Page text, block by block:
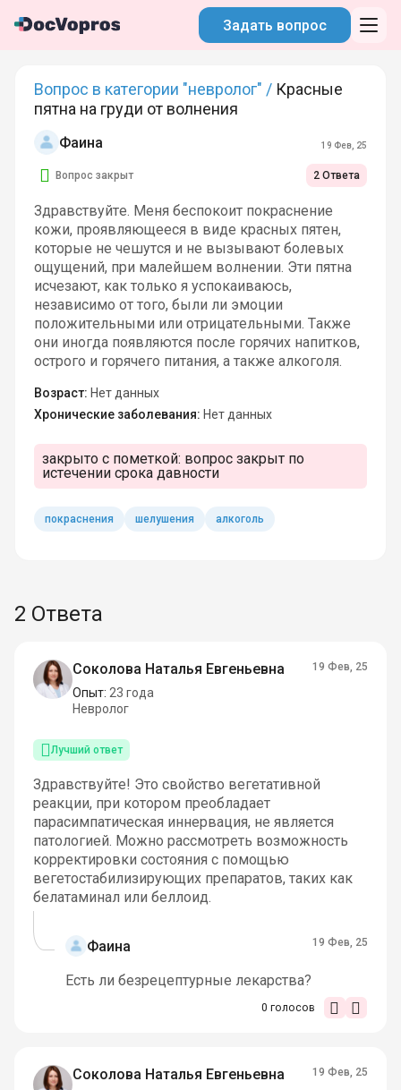
Задать вопрос
Вопрос в категории "невролог" / Красные
пятна на груди от волнения
Фаина 19 Фев, 25
Вопрос закрыт 2 Ответа
Здравствуйте. Меня беспокоит покраснение
кожи, проявляющееся в виде красных пятен,
которые не чешутся и не вызывают болевых
ощущений, при малейшем волнении. Эти пятна
исчезают, как только я успокаиваюсь,
независимо от того, были ли эмоции
положительными или отрицательными. Также
они иногда появляются после горячих напитков,
острого и горячего питания, а также алкоголя.
Возраст: Нет данных
Хронические заболевания: Нет данных
закрыто с пометкой: вопрос закрыт по
истечении срока давности
покраснения шелушения алкоголь
2 Ответа
Соколова Наталья Евгеньевна
Опыт: 23 года
Невролог
19 Фев, 25
Лучший ответ
Здравствуйте! Это свойство вегетативной
реакции, при котором преобладает
парасимпатическая иннервация, не является
патологией. Можно рассмотреть возможность
корректировки состояния с помощью
вегетостабилизирующих препаратов, таких как
белатаминал или беллоид.
Фаина 19 Фев, 25
Есть ли безрецептурные лекарства?
0 голосов
Соколова Наталья Евгеньевна 19 Фев, 25